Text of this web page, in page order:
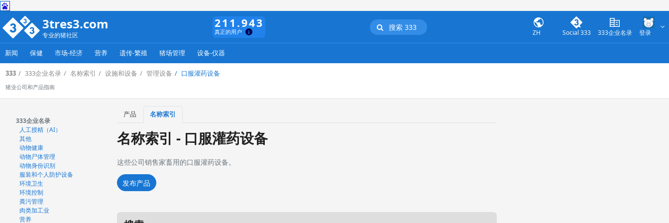
3tres3.com
专业的猪社区
211.943
真正的用户
搜索 333
ZH Social 333 333企业名录 登录
新闻 保健 市场-经济 营养 遗传-繁殖 猪场管理 设备-仪器
333 333企业名录 名称索引 设施和设备 管理设备 口服灌药设备
猪业公司和产品指南
333企业名录
人工授精（AI）
其他
动物健康
动物尸体管理
动物身份识别
服装和个人防护设备
环境卫生
环境控制
粪污管理
肉类加工业
营养
产品 名称索引
名称索引 - 口服灌药设备
这些公司销售家畜用的口服灌药设备。
发布产品